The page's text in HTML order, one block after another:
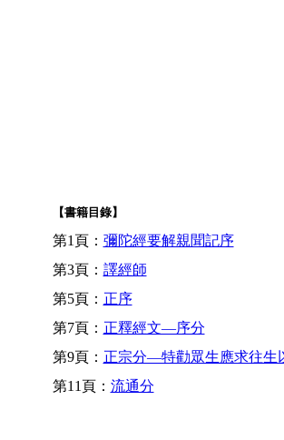
【書籍目錄】
第1頁： 彌陀經要解親聞記序
第3頁： 譯經師
第5頁： 正序
第7頁： 正釋經文—序分
第9頁： 正宗分—特勸眾生應求往生
第11頁： 流通分